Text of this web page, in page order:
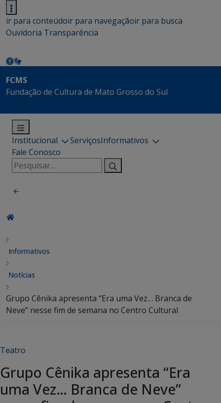
ir para conteúdoir para navegaçãoir para busca
Ouvidoria Transparência
FCMS
Fundação de Cultura de Mato Grosso do Sul
Institucional ServiçosInformativos
Fale Conosco
Pesquisar
por:
Informativos
Notícias
Grupo Cênika apresenta “Era uma Vez… Branca de
Neve” nesse fim de semana no Centro Cultural
Teatro
Grupo Cênika apresenta “Era
uma Vez… Branca de Neve”